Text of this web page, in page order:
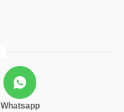
Whatsapp